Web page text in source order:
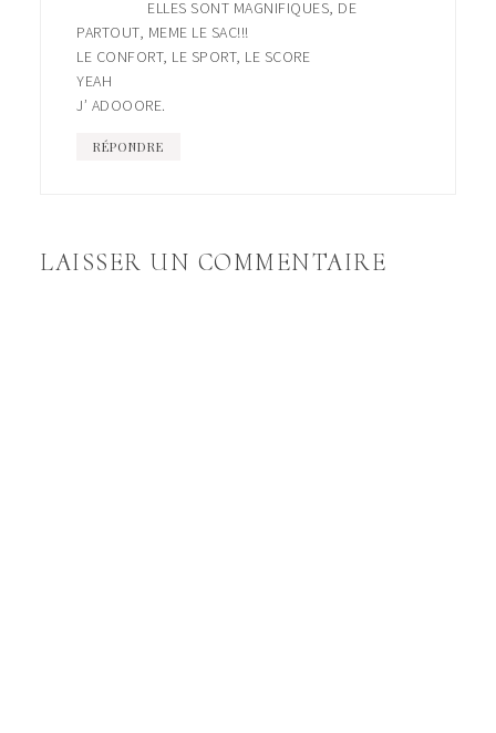
ELLES SONT MAGNIFIQUES, DE
PARTOUT, MEME LE SAC!!!
LE CONFORT, LE SPORT, LE SCORE
YEAH
J’ ADOOORE.
RÉPONDRE
LAISSER UN COMMENTAIRE